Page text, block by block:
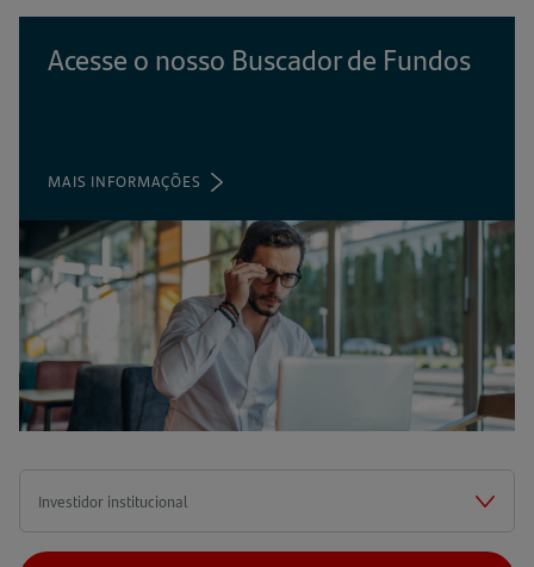
Acesse o nosso Buscador de Fundos
MAIS INFORMAÇÕES (ABRE
UMA
NOVA
ABA)